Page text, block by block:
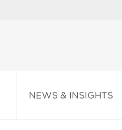
NEWS & INSIGHTS